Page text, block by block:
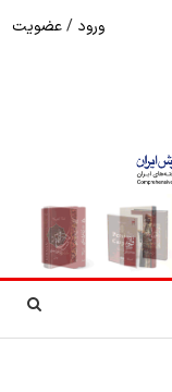
ورود /عضویت